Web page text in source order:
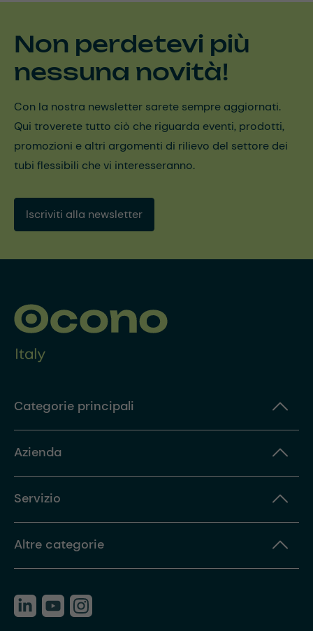
Non perdetevi più
nessuna novità!
Con la nostra newsletter sarete sempre aggiornati.
Qui troverete tutto ciò che riguarda eventi, prodotti,
promozioni e altri argomenti di rilievo del settore dei
tubi flessibili che vi interesseranno.
Iscriviti alla newsletter
Categorie principali
Azienda
Servizio
Altre categorie